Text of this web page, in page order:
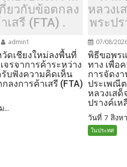
ยวกับข้อตกลง
เสรี (FTA) .
admin1
ดเชียงใหม่ลงพื้นที่
จรจาการค้าระหว่าง
รับฟังความคิดเห็น
ลงการค้าเสรี (FTA)
...
หลวงเ
พระปร
07/08/
พิธีขอพร
ทาง เพื่อ
การจัดง
ประเพณี
หลวงเส
ปรางค์เห
วันที่ 7 สิงห
ในประทศ